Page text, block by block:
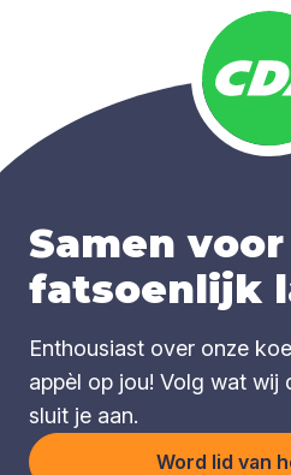
Samen
fatsoenlijk
Enthousiast over onze
appèl op jou! Volg wat wij
sluit je aan.
Word lid van